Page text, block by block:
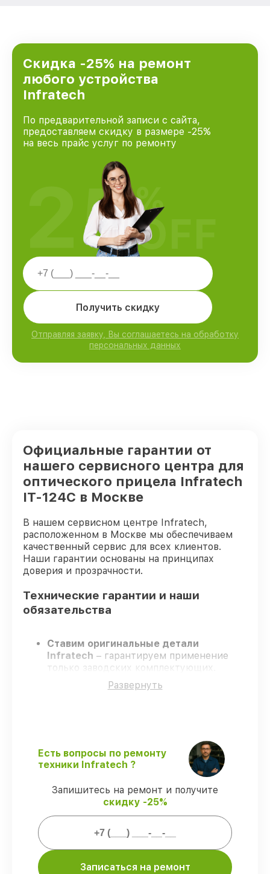
Скидка -25% на ремонт
любого устройства
Infratech
По предварительной записи с сайта,
предоставляем скидку в размере -25%
на весь прайс услуг по ремонту
Получить скидку
Отправляя заявку, Вы соглашаетесь на обработку
персональных данных
25%
OFF
Официальные гарантии от
нашего сервисного центра для
оптического прицела Infratech
IT-124C в Москве
В нашем сервисном центре Infratech,
расположенном в Москве мы обеспечиваем
качественный сервис для всех клиентов.
Наши гарантии основаны на принципах
доверия и прозрачности.
Технические гарантии и наши
обязательства
Ставим оригинальные детали
Infratech – гарантируем применение
только заводских комплектующих.
Опытные инженеры
постоянное обучение, что обеспечивает
оптического прицела Infratech IT-124C в
оговоренные сроки.
Поддержка после ремонта – все все
виды ремонта защищены гарантийной
поддержкой до 3 лет.
Мы гарантируем:
заказов закрываем в присутствии
клиента
Развернуть
Есть вопросы по ремонту
техники Infratech ?
Запишитесь на ремонт и получите
скидку -25%
Записаться на ремонт